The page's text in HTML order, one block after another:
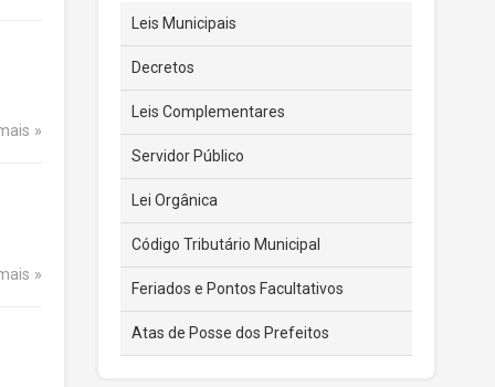
Leis Municipais
Decretos
Leis Complementares
Servidor Público
Lei Orgânica
Código Tributário Municipal
Feriados e Pontos Facultativos
Atas de Posse dos Prefeitos